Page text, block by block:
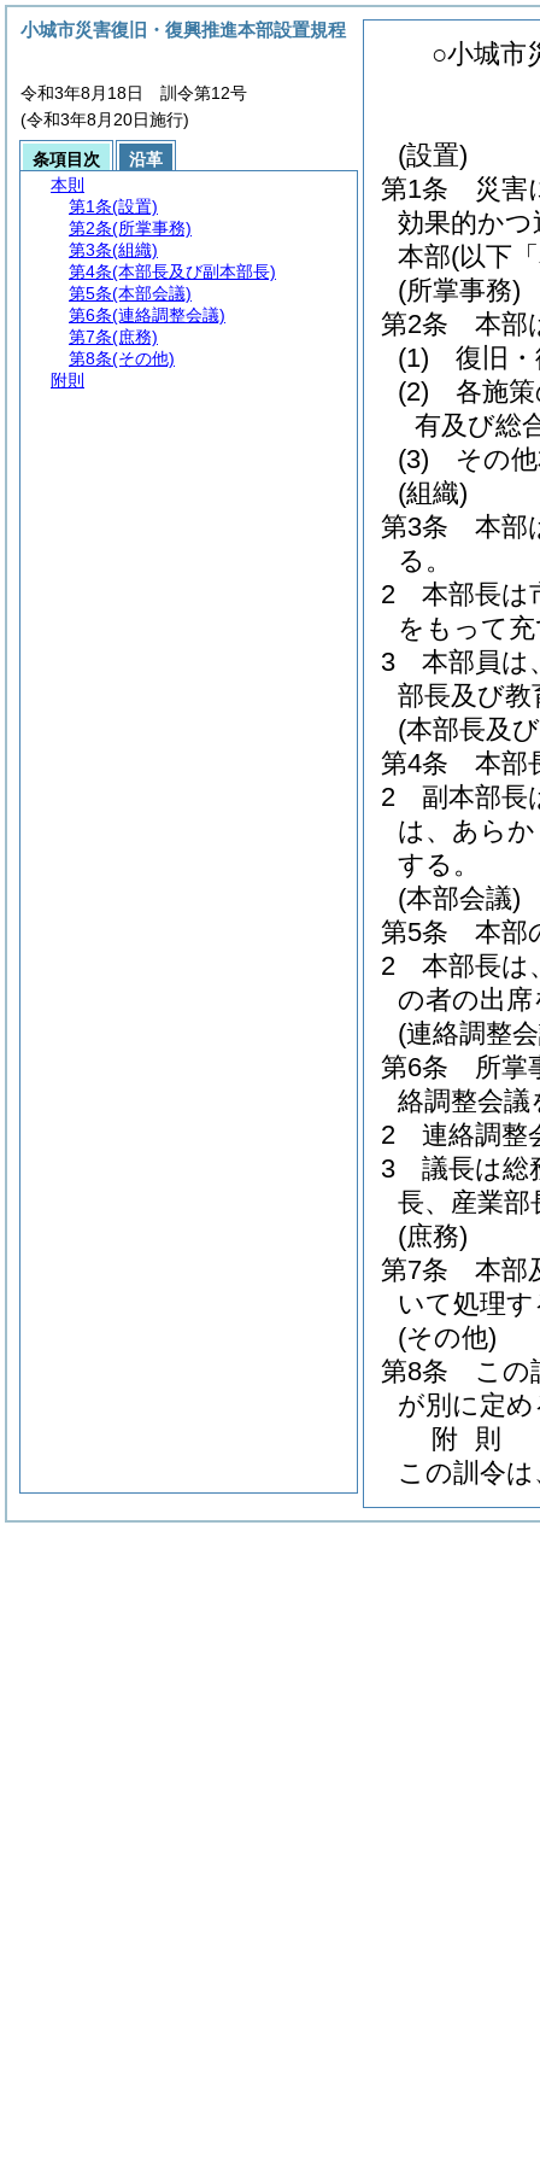
○小城市
(設置)
第1条
災害
効果的か
本部(以下
(所掌事務)
第2条
本部
(1)
復旧
(2)
各施
有及び総
(3)
その
(組織)
第3条
本部
る。
2
本部長は
をもって
3
本部員は
部長及び
(本部長及
第4条
本部
2
副本部長
は、あら
する。
(本部会議)
第5条
本部
2
本部長は
の者の出
(連絡調整
第6条
所掌
絡調整会議
2
連絡調整
3
議長は総
長、産業
(庶務)
第7条
本部
いて処理
(その他)
第8条
この
が別に定
附 則
この訓令
小城市災害復旧・復興推進本部設置規程
令和3年8月18日 訓令第12号
(令和3年8月20日施行)
条項目次
沿革
本則
第1条(設置)
第2条(所掌事務)
第3条(組織)
第4条(本部長及び副本部長)
第5条(本部会議)
第6条(連絡調整会議)
第7条(庶務)
第8条(その他)
附則